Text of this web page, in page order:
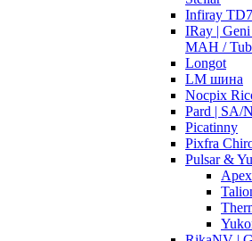
Infiray
IRay |
MAH /
Longot
LM шина
Nocpix
Pard | SA/
Picatinny
Pixfra
Pulsar &